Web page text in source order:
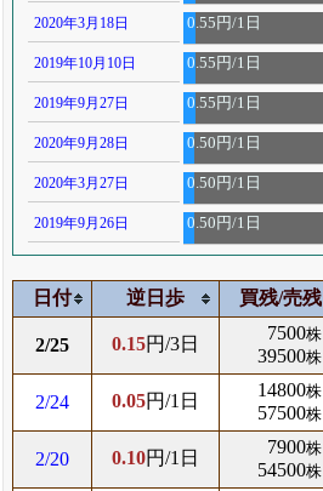
2020年3月18日 0.55円/1日
2019年10月10日 0.55円/1日
2019年9月27日 0.55円/1日
2020年9月28日 0.50円/1日
2020年3月27日 0.50円/1日
2019年9月26日 0.50円/1日
日付 逆日歩 買残/売残
2/25 0.15円/3日
7500株
39500株
2/24 0.05円/1日
14800株
57500株
2/20 0.10円/1日
7900株
54500株